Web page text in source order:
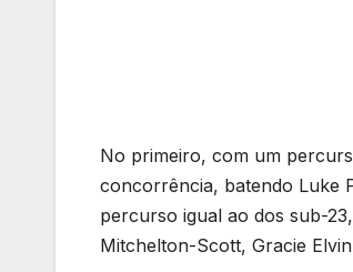
No primeiro, com um
concorrência, batendo Luke
percurso igual ao dos sub-
Mitchelton-Scott, Gracie